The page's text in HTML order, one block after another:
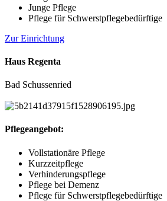
Junge Pflege
Pflege für Schwerstpflegebedürftige
Zur Einrichtung
Haus Regenta
Bad Schussenried
Pflegeangebot:
Vollstationäre Pflege
Kurzzeitpflege
Verhinderungspflege
Pflege bei Demenz
Pflege für Schwerstpflegebedürftige